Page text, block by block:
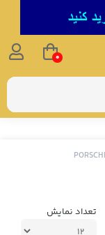
تعداد نمایش
0